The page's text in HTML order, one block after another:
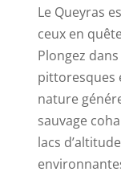
Le Queyras
ceux en
Plongez
pittoresques
nature
sauvage
lacs